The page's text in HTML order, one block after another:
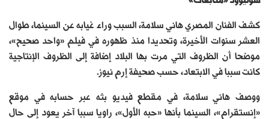
كشف الفنان المصري هاني سلامة، السبب وراء غيابه عن السينما، طوال
العشر سنوات الأخيرة، وتحديدا منذ ظهوره في فيلم «واحد صحيح»،
موضحا أن الظروف التي مرت بها البلاد إضافة إلى الظروف الإنتاجية
كانت سببا في الابتعاد، حسب صحيفة إرم نيوز.
ووصف هاني سلامة، في مقطع فيديو بثه عبر حسابه في موقع
«إنستقرام»، السينما بأنها «حبه الأول»، راويا سببا آخر يعود إلى حال